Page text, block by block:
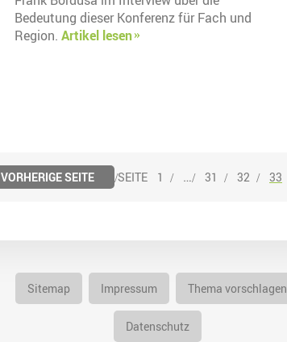
Bedeutung dieser Konferenz für Fach und
Region. Artikel lesen
VORHERIGE SEITE 1 … 31 32 33
Sitemap Impressum Thema vorschlagen
Datenschutz